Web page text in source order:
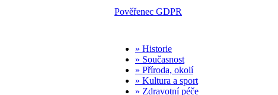
Pověřenec GDPR
» Historie
» Současnost
» Příroda, okolí
» Kultura a sport
» Zdravotní péče